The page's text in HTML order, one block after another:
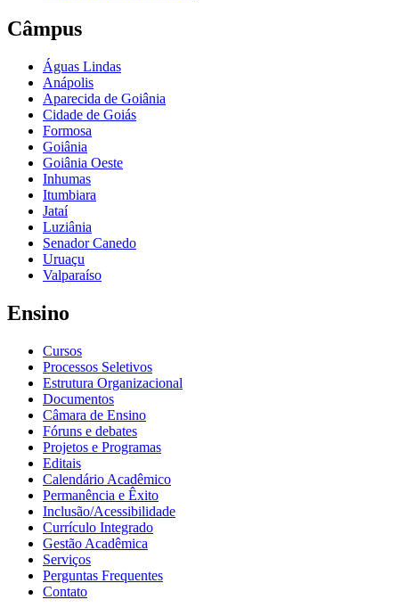
Câmpus
Águas Lindas
Anápolis
Aparecida de Goiânia
Cidade de Goiás
Formosa
Goiânia
Goiânia Oeste
Inhumas
Itumbiara
Jataí
Luziânia
Senador Canedo
Uruaçu
Valparaíso
Ensino
Cursos
Processos Seletivos
Estrutura Organizacional
Documentos
Câmara de Ensino
Fóruns e debates
Projetos e Programas
Editais
Calendário Acadêmico
Permanência e Êxito
Inclusão/Acessibilidade
Currículo Integrado
Gestão Acadêmica
Serviços
Perguntas Frequentes
Contato